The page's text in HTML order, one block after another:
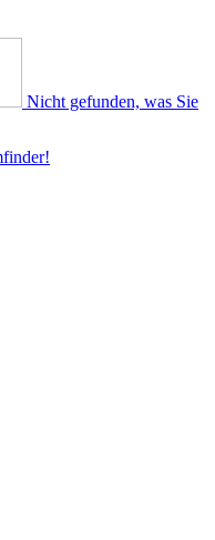
Nicht gefunden, was Sie